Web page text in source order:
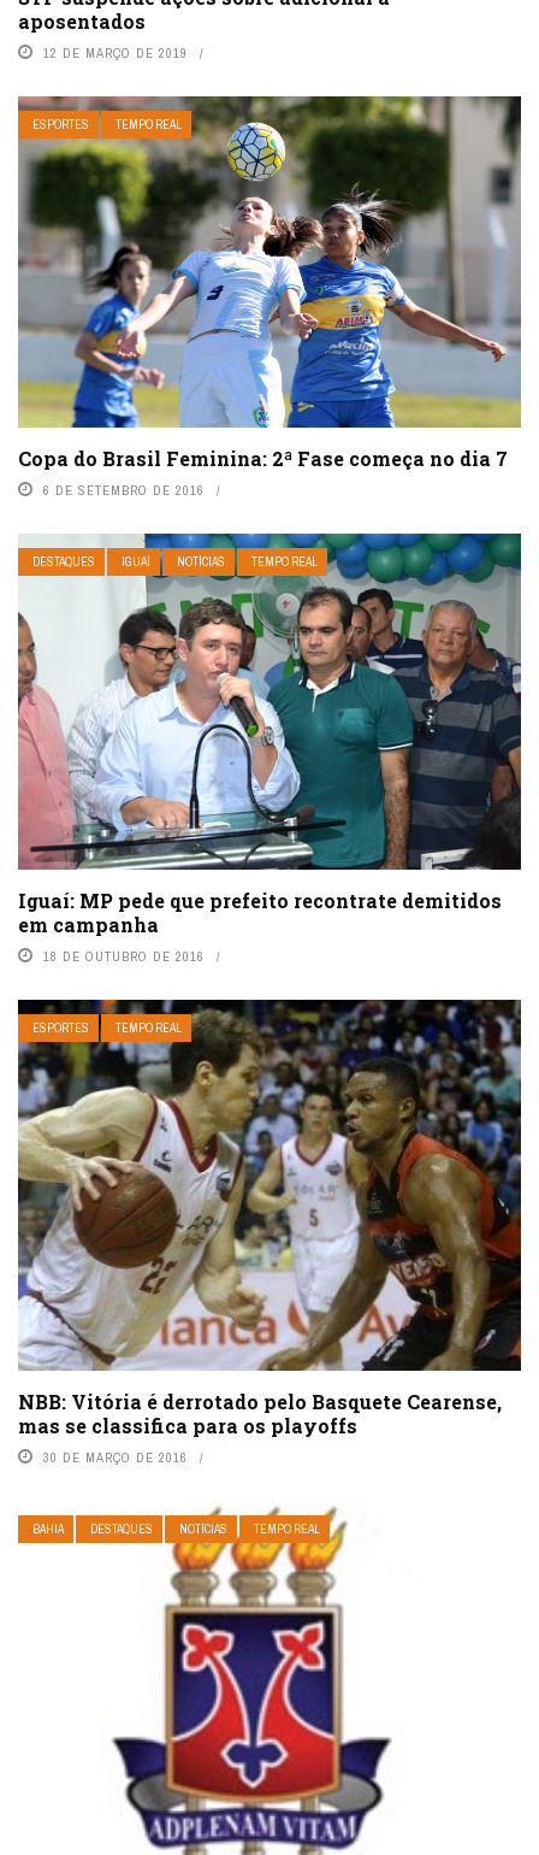
aposentados
12 DE MARÇO DE 2019
ESPORTES TEMPO REAL
Copa do Brasil Feminina: 2ª Fase começa no dia 7
6 DE SETEMBRO DE 2016
DESTAQUES IGUAÍ NOTÍCIAS TEMPO REAL
Iguaí: MP pede que prefeito recontrate demitidos
em campanha
18 DE OUTUBRO DE 2016
ESPORTES TEMPO REAL
NBB: Vitória é derrotado pelo Basquete Cearense,
mas se classifica para os playoffs
30 DE MARÇO DE 2016
BAHIA DESTAQUES NOTÍCIAS TEMPO REAL